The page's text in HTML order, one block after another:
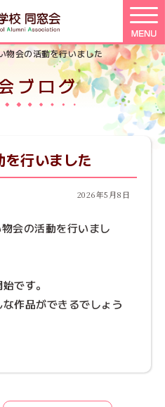
物会の活動を行いました
ブログ
行いました
2026年5月8日
会の活動を行いまし
です。
作品ができるでしょう